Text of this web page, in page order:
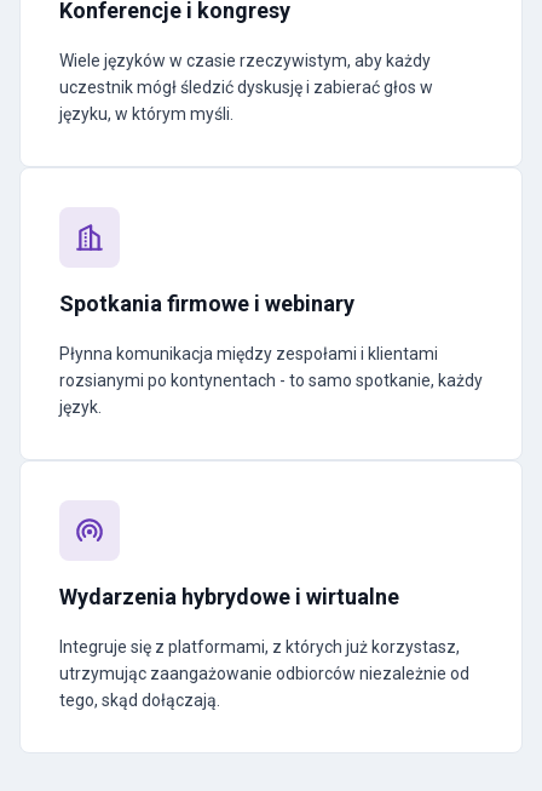
Konferencje i kongresy
Wiele języków w czasie rzeczywistym, aby każdy
uczestnik mógł śledzić dyskusję i zabierać głos w
języku, w którym myśli.
Spotkania firmowe i webinary
Płynna komunikacja między zespołami i klientami
rozsianymi po kontynentach - to samo spotkanie, każdy
język.
Wydarzenia hybrydowe i wirtualne
Integruje się z platformami, z których już korzystasz,
utrzymując zaangażowanie odbiorców niezależnie od
tego, skąd dołączają.